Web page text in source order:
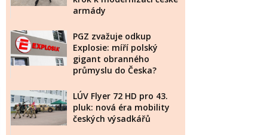
armády
PGZ zvažuje odkup
Explosie: míří polský
gigant obranného
průmyslu do Česka?
LÚV Flyer 72 HD pro 43.
pluk: nová éra mobility
českých výsadkářů